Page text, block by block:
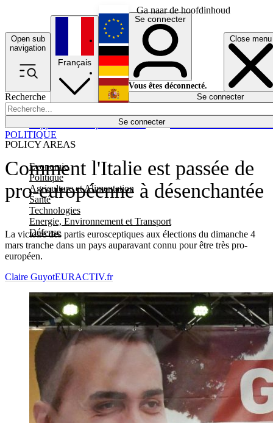
Ga naar de hoofdinhoud
Open sub
navigation
Close menu
Recherche
Se connecter
POLICY AREAS
Economie
Politique
Agriculture et Alimentation
Santé
Technologies
Energie, Environnement et Transport
Défense
Économie
Français
English
Deutsch
Español
Se connecter
Vous êtes déconnecté.
Se connecter
Comment l'Italie est passée de
pro-européenne à désenchantée
La victoire des partis eurosceptiques aux élections du dimanche 4
mars tranche dans un pays auparavant connu pour être très pro-
européen.
POLITIQUE
Claire GuyotEURACTIV.fr